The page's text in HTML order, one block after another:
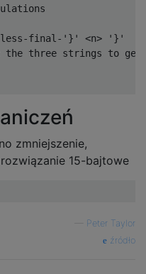
final-'}' <n> '}'
the three strings to get
zmniejszenie,
15-bajtowe
Peter Taylor
źródło